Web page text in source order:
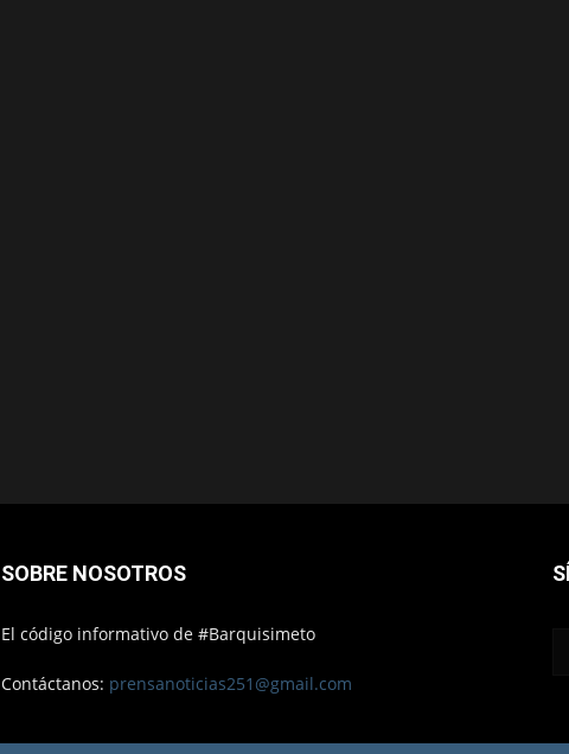
SOBRE NOSOTROS
El código informativo de #Barquisimeto
Contáctanos: prensanoticias251@gmail.com